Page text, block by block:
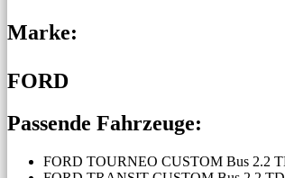
Marke:
FORD
Passende Fahrzeuge:
FORD TOURNEO CUSTOM Bus 2.2